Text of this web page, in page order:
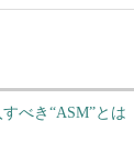
べき“ASM”とは